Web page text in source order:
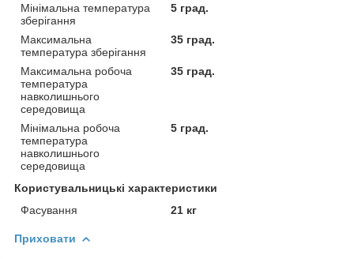
Мінімальна температура
зберігання
5 град.
Максимальна
температура зберігання
35 град.
Максимальна робоча
температура
навколишнього
середовища
35 град.
Мінімальна робоча
температура
навколишнього
середовища
5 град.
Користувальницькі характеристики
Фасування
21 кг
Приховати